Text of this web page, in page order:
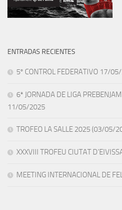
ENTRADAS RECIENTES
5º CONTROL FEDERATIVO 17/
6ª JORNADA DE LIGA
11/05/2025
TROFEO LA SALLE 2025 (03/05/
XXXVIII TROFEU CIUTAT
MEETING INTERNACIONAL DE